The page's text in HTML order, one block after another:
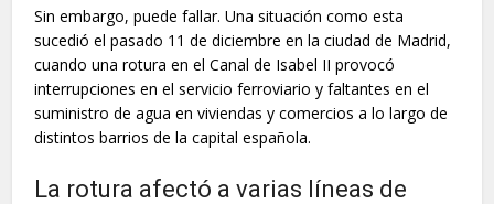
Sin embargo, puede fallar. Una situación como esta
sucedió el pasado 11 de diciembre en la ciudad de Madrid,
cuando una rotura en el Canal de Isabel II provocó
interrupciones en el servicio ferroviario y faltantes en el
suministro de agua en viviendas y comercios a lo largo de
distintos barrios de la capital española.
La rotura afectó a varias líneas de